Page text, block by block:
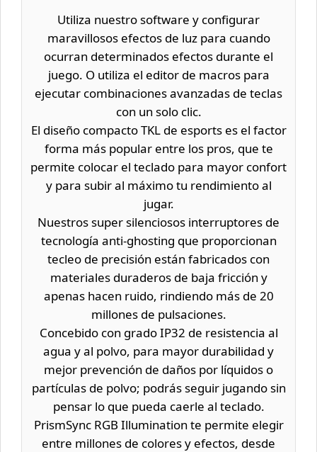
Utiliza nuestro software y configurar
maravillosos efectos de luz para cuando
ocurran determinados efectos durante el
juego. O utiliza el editor de macros para
ejecutar combinaciones avanzadas de teclas
con un solo clic.
El diseño compacto TKL de esports es el factor
forma más popular entre los pros, que te
permite colocar el teclado para mayor confort
y para subir al máximo tu rendimiento al
jugar.
Nuestros super silenciosos interruptores de
tecnología anti-ghosting que proporcionan
tecleo de precisión están fabricados con
materiales duraderos de baja fricción y
apenas hacen ruido, rindiendo más de 20
millones de pulsaciones.
Concebido con grado IP32 de resistencia al
agua y al polvo, para mayor durabilidad y
mejor prevención de daños por líquidos o
partículas de polvo; podrás seguir jugando sin
pensar lo que pueda caerle al teclado.
PrismSync RGB Illumination te permite elegir
entre millones de colores y efectos, desde